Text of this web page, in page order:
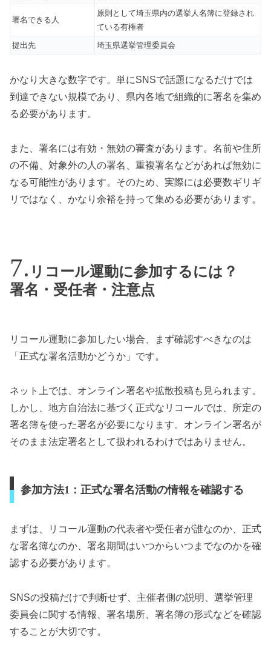
署名できる人
原則として埼玉県内の選挙人名簿に登録され
ている有権者
提出先
埼玉県選挙管理委員会
かなり大きな数字です。単にSNSで話題になるだけでは
到達できない規模であり、県内各地で組織的に署名を集め
る必要があります。
また、署名には有効・無効の審査があります。名前や住所
の不備、対象外の人の署名、重複署名などがあれば無効に
なる可能性があります。そのため、実際には必要数ギリギ
リではなく、かなり余裕を持って集める必要があります。
リコール運動に参加するには？
署名・受任者・注意点
リコール運動に参加したい場合、まず確認すべきなのは
「正式な署名活動かどうか」です。
ネット上では、オンライン署名や拡散投稿も見られます。
しかし、地方自治法に基づく正式なリコールでは、所定の
署名簿を使った署名が必要になります。オンライン署名が
そのまま法定署名として扱われるわけではありません。
参加方法1：正式な署名活動の情報を確認する
まずは、リコール運動の代表者や受任者が誰なのか、正式
な署名簿なのか、署名期間はいつからいつまでなのかを確
認する必要があります。
SNSの投稿だけで判断せず、主催者側の説明、選挙管理
委員会に関する情報、署名場所、署名簿の形式などを確認
することが大切です。